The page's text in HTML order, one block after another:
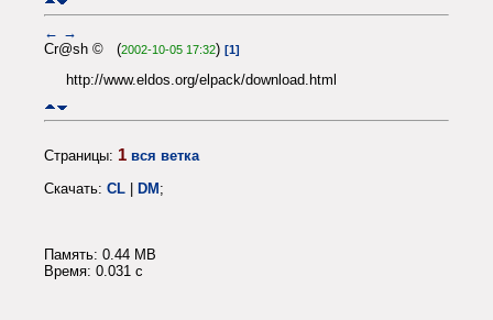
← →
Cr@sh © (2002-10-05 17:32) [1]
http://www.eldos.org/elpack/download.html
Страницы: 1 вся ветка
Скачать: CL DM ;
Память: 0.44 MB
Время: 0.031 c